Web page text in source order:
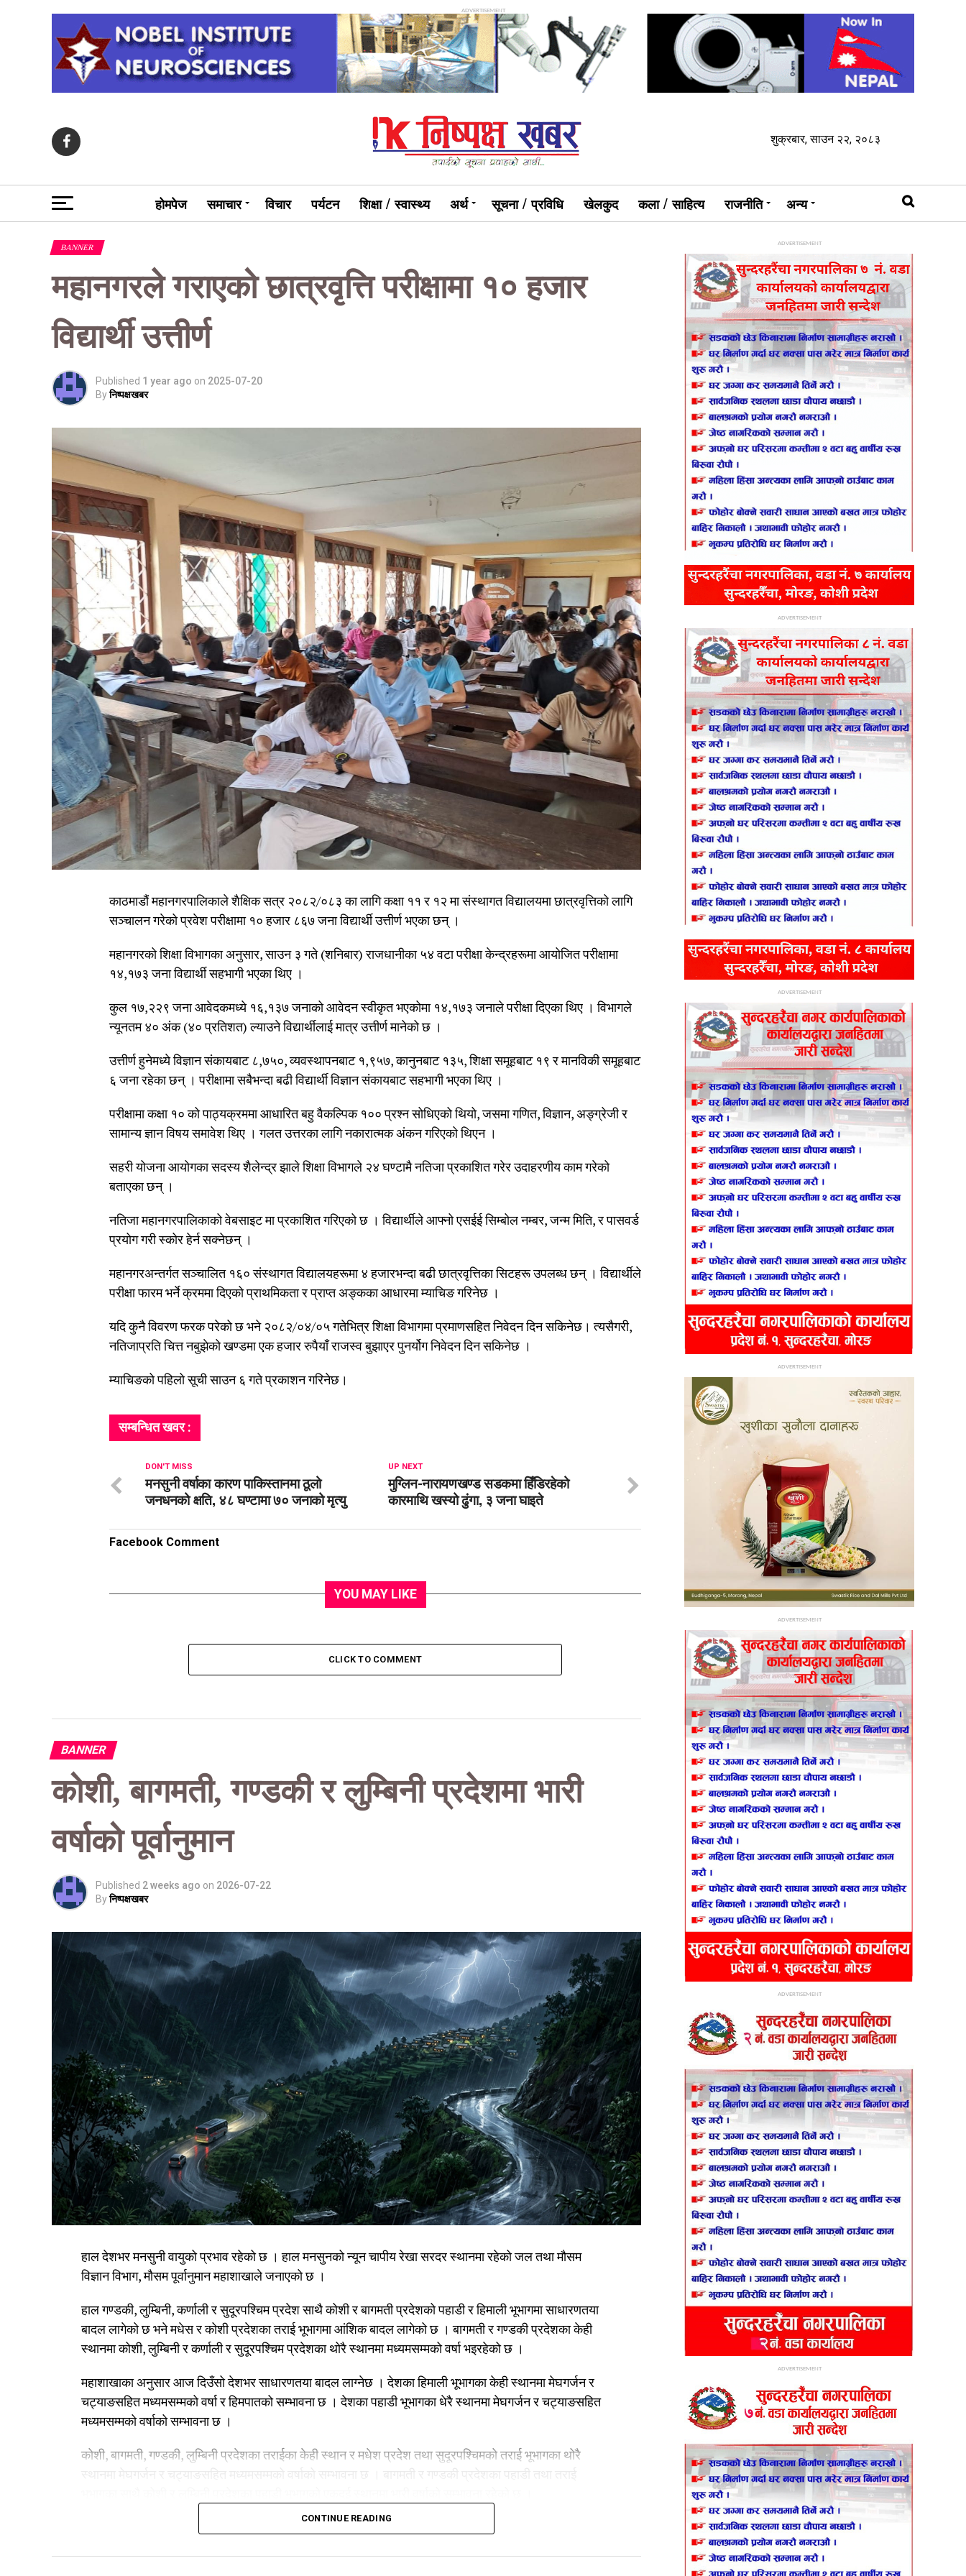
ADVERTISEMENT
शुक्रबार, साउन २२, २०८३
होमपेज समाचार विचार पर्यटन शिक्षा / स्वास्थ्य अर्थ सूचना / प्रविधि खेलकुद कला / साहित्य राजनीति अन्य
BANNER
महानगरले गराएको छात्रवृत्ति परीक्षामा १० हजार
विद्यार्थी उत्तीर्ण
Published 1 year ago on 2025-07-20
Byनिष्पक्षखबर
काठमाडौं महानगरपालिकाले शैक्षिक सत्र २०८२/०८३ का लागि कक्षा ११ र १२ मा संस्थागत विद्यालयमा छात्रवृत्तिको लागि
सञ्चालन गरेको प्रवेश परीक्षामा १० हजार ८६७ जना विद्यार्थी उत्तीर्ण भएका छन् ।
महानगरको शिक्षा विभागका अनुसार, साउन ३ गते (शनिबार) राजधानीका ५४ वटा परीक्षा केन्द्रहरूमा आयोजित परीक्षामा
१४,१७३ जना विद्यार्थी सहभागी भएका थिए ।
कुल १७,२२९ जना आवेदकमध्ये १६,१३७ जनाको आवेदन स्वीकृत भएकोमा १४,१७३ जनाले परीक्षा दिएका थिए । विभागले
न्यूनतम ४० अंक (४० प्रतिशत) ल्याउने विद्यार्थीलाई मात्र उत्तीर्ण मानेको छ ।
उत्तीर्ण हुनेमध्ये विज्ञान संकायबाट ८,७५०, व्यवस्थापनबाट १,९५७, कानुनबाट १३५, शिक्षा समूहबाट १९ र मानविकी समूहबाट
६ जना रहेका छन् । परीक्षामा सबैभन्दा बढी विद्यार्थी विज्ञान संकायबाट सहभागी भएका थिए ।
परीक्षामा कक्षा १० को पाठ्यक्रममा आधारित बहु वैकल्पिक १०० प्रश्न सोधिएको थियो, जसमा गणित, विज्ञान, अङ्ग्रेजी र
सामान्य ज्ञान विषय समावेश थिए । गलत उत्तरका लागि नकारात्मक अंकन गरिएको थिएन ।
सहरी योजना आयोगका सदस्य शैलेन्द्र झाले शिक्षा विभागले २४ घण्टामै नतिजा प्रकाशित गरेर उदाहरणीय काम गरेको
बताएका छन् ।
नतिजा महानगरपालिकाको वेबसाइट मा प्रकाशित गरिएको छ । विद्यार्थीले आफ्नो एसईई सिम्बोल नम्बर, जन्म मिति, र पासवर्ड
प्रयोग गरी स्कोर हेर्न सक्नेछन् ।
महानगरअन्तर्गत सञ्चालित १६० संस्थागत विद्यालयहरूमा ४ हजारभन्दा बढी छात्रवृत्तिका सिटहरू उपलब्ध छन् । विद्यार्थीले
परीक्षा फारम भर्ने क्रममा दिएको प्राथमिकता र प्राप्त अङ्कका आधारमा म्याचिङ गरिनेछ ।
यदि कुनै विवरण फरक परेको छ भने २०८२/०४/०५ गतेभित्र शिक्षा विभागमा प्रमाणसहित निवेदन दिन सकिनेछ। त्यसैगरी,
नतिजाप्रति चित्त नबुझेको खण्डमा एक हजार रुपैयाँ राजस्व बुझाएर पुनर्योग निवेदन दिन सकिनेछ ।
म्याचिङको पहिलो सूची साउन ६ गते प्रकाशन गरिनेछ।
सम्बन्धित खवर :
UP NEXT
मुग्लिन-नारायणखण्ड सडकमा हिँडिरहेको
कारमाथि खस्यो ढुंगा, ३ जना घाइते
DON'T MISS
मनसुनी वर्षाका कारण पाकिस्तानमा ठूलो
जनधनको क्षति, ४८ घण्टामा ७० जनाको मृत्यु
Facebook Comment
YOU MAY LIKE
CLICK TO COMMENT
BANNER
कोशी, बागमती, गण्डकी र लुम्बिनी प्रदेशमा भारी
वर्षाको पूर्वानुमान
Published 2 weeks ago on 2026-07-22
Byनिष्पक्षखबर
हाल देशभर मनसुनी वायुको प्रभाव रहेको छ । हाल मनसुनको न्यून चापीय रेखा सरदर स्थानमा रहेको जल तथा मौसम
विज्ञान विभाग, मौसम पूर्वानुमान महाशाखाले जनाएको छ ।
हाल गण्डकी, लुम्बिनी, कर्णाली र सुदूरपश्चिम प्रदेश साथै कोशी र बागमती प्रदेशको पहाडी र हिमाली भूभागमा साधारणतया
बादल लागेको छ भने मधेस र कोशी प्रदेशका तराई भूभागमा आंशिक बादल लागेको छ । बागमती र गण्डकी प्रदेशका केही
स्थानमा कोशी, लुम्बिनी र कर्णाली र सुदूरपश्चिम प्रदेशका थोरै स्थानमा मध्यमसम्मको वर्षा भइरहेको छ ।
महाशाखाका अनुसार आज दिउँसो देशभर साधारणतया बादल लाग्नेछ । देशका हिमाली भूभागका केही स्थानमा मेघगर्जन र
चट्याङसहित मध्यमसम्मको वर्षा र हिमपातको सम्भावना छ । देशका पहाडी भूभागका धेरै स्थानमा मेघगर्जन र चट्याङसहित
मध्यमसम्मको वर्षाको सम्भावना छ ।
कोशी, बागमती, गण्डकी, लुम्बिनी प्रदेशका तराईका केही स्थान र मधेश प्रदेश तथा सुदूरपश्चिमको तराई भूभागका थोरै
CONTINUE READING
ADVERTISEMENT
ADVERTISEMENT
ADVERTISEMENT
ADVERTISEMENT
ADVERTISEMENT
ADVERTISEMENT
ADVERTISEMENT